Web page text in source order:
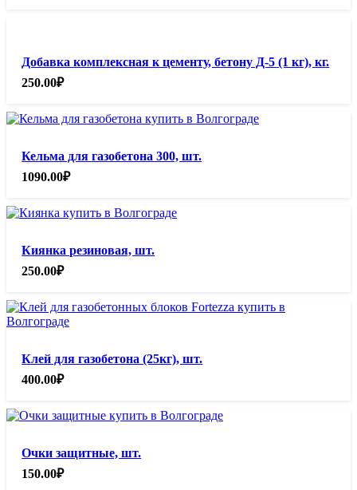
Добавка комплексная к цементу, бетону Д-5 (1 кг), кг.
250.00₽
Кельма для газобетона 300, шт.
1090.00₽
Киянка резиновая, шт.
250.00₽
Клей для газобетона (25кг), шт.
400.00₽
Очки защитные, шт.
150.00₽